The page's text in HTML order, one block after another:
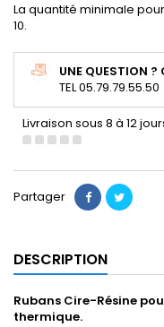
La quantité minimale
10.
UNE QUESTION
TEL 05.79.79.55.50
Livraison sous 8 à 12
Partager
DESCRIPTION
Rubans Cire-Résine
thermique.